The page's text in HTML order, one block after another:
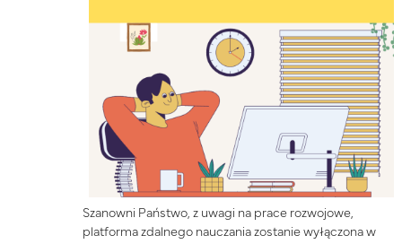
Szanowni Państwo, z uwagi na prace rozwojowe,
platforma zdalnego nauczania zostanie wyłączona w